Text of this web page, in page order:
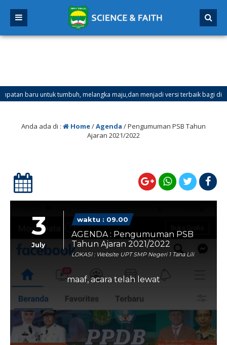
untuk tumbuh, melangka maju,dan menjadi versi terbaik bagi dirimu.
Mulai Tanggal 21 Desember 2025 sd Tanggal 4 Januari 2026
Anda ada di : Home/Agenda /Pengumuman PSB Tahun
Ajaran 2021/2022
3
July
waktu : 09.00
AGENDA : Pengumuman PSB
Tahun Ajaran 2021/2022
LOKASI : Website UPT SMP Negeri 1 Tana Lili
maaf, acara telah lewat